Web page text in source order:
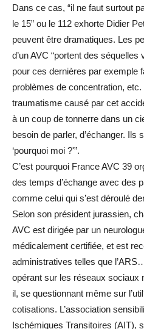
Dans ce cas, “il ne faut surtout
le 15” ou le 112 exhorte Didier
peuvent être dramatiques. Les
d’un AVC “portent des
pour ces dernières par exemple
problèmes de concentration,
traumatisme causé par cet
à un coup de tonnerre dans un
besoin de parler, d’échanger. Ils
‘pourquoi moi ?'”.
C’est pourquoi France AVC 39
des temps d’échange avec des
comme celui qui s’est déroulé
Selon son président jurassien,
AVC est dirigée par un
médicalement certifiée, et est
administratives telles que
opérant sur les réseaux sociaux
il, se questionnant même sur
cotisations. L’association
Ischémiques Transitoires (AIT),